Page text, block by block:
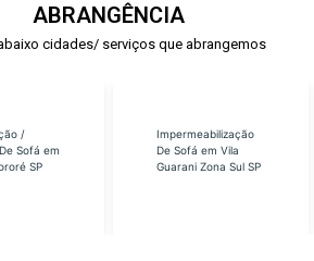
ABRANGÊNCIA
cidades/ serviços que abrangemos
/
Sofá em
SP
Impermeabilização
De Sofá em Vila
Guarani Zona Sul SP